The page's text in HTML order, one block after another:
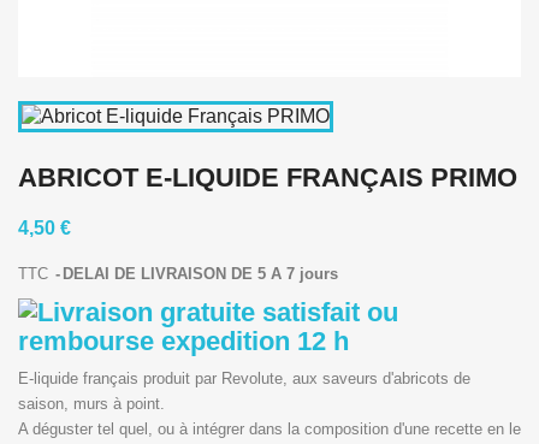
ABRICOT E-LIQUIDE FRANÇAIS PRIMO
4,50 €
TTC DELAI DE LIVRAISON DE 5 A 7 jours
E-liquide français produit par Revolute, aux saveurs d'abricots de
saison, murs à point.
A déguster tel quel, ou à intégrer dans la composition d'une recette en le